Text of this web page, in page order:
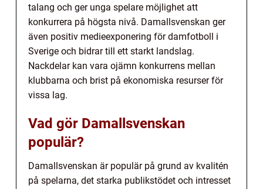
talang och ger unga spelare möjlighet att
konkurrera på högsta nivå. Damallsvenskan ger
även positiv medieexponering för damfotboll i
Sverige och bidrar till ett starkt landslag.
Nackdelar kan vara ojämn konkurrens mellan
klubbarna och brist på ekonomiska resurser för
vissa lag.
Vad gör Damallsvenskan
populär?
Damallsvenskan är populär på grund av kvalitén
på spelarna, det starka publikstödet och intresset